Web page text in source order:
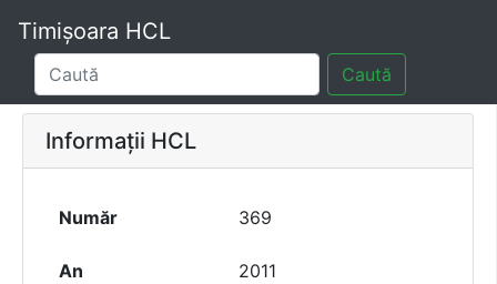
Timișoara HCL
Caută
Informații HCL
Număr 369
An 2011